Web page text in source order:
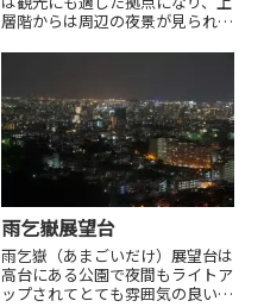
層階からは周辺の夜景が見られま
雨乞嶽展望台
雨乞嶽（あまごいだけ）展望台は
高台にある公園で夜間もライトア
ップされてとても雰囲気の良いと